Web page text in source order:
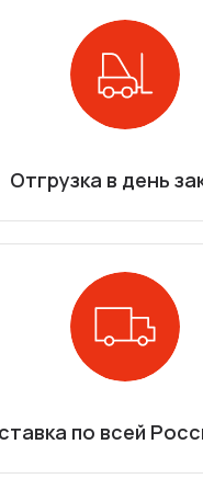
Отгрузка в день
по всей